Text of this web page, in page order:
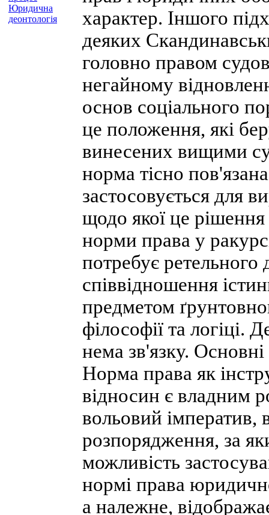
Юридична
деонтологія
характер. Іншого
деяких
головно правом
негайному
основ соціального
це положення, які
винесених вищими
норма тісно
застосовується для
щодо якої це
норми права у
потребує
співвідношення
предметом
філософії та
нема зв'язку. Основні
Норма права як
відносин є владним
вольовий імператив,
розпорядження, за
можливість
нормі права
а належне,